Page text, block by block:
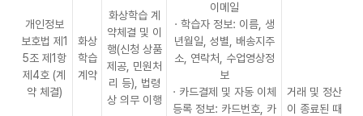
거래 및 정산
이 종료된 때
개인정보
보호법 제1
5조 제1항
제4호 (계
약 체결)
화상
학습
계약
화상학습 계
약체결 및 이
행(신청 상품
제공, 민원처
리 등), 법령
상 의무 이행
이메일
· 학습자 정보: 이름, 생
년월일, 성별, 배송지주
소, 연락처, 수업영상정
보
· 카드결제 및 자동 이체
등록 정보: 카드번호, 카